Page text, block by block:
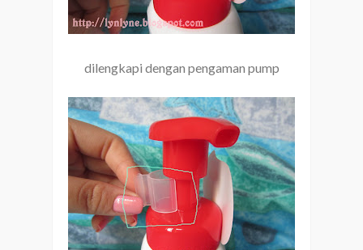
dilengkapi dengan pengaman pump